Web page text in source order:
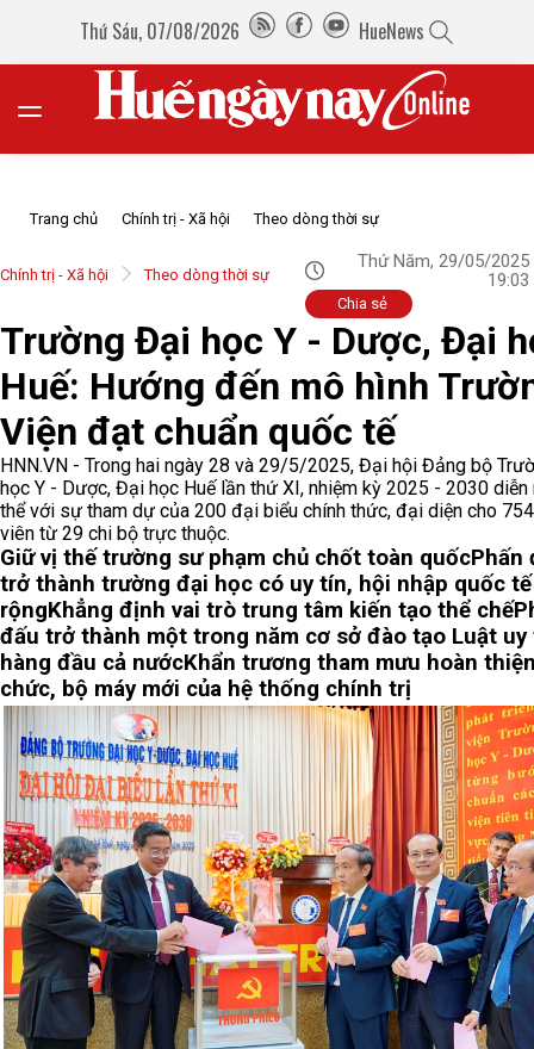
Thứ Sáu, 07/08/2026 HueNews
Trang chủ Chính trị - Xã hội Theo dòng thời sự
Chính trị - Xã hội Theo dòng thời sự
Thứ Năm, 29/05/2025
19:03
Chia sẻ
Trường Đại học Y - Dược, Đại
Huế: Hướng đến mô hình
Viện đạt chuẩn quốc tế
HNN.VN - Trong hai ngày 28 và 29/5/2025, Đại hội Đảng bộ
học Y - Dược, Đại học Huế lần thứ XI, nhiệm kỳ 2025 - 2030 diễn
thể với sự tham dự của 200 đại biểu chính thức, đại diện cho
viên từ 29 chi bộ trực thuộc.
Giữ vị thế trường sư phạm chủ chốt toàn quốcPhấn
trở thành trường đại học có uy tín, hội nhập quốc
rộngKhẳng định vai trò trung tâm kiến tạo thể chế
đấu trở thành một trong năm cơ sở đào tạo Luật uy
hàng đầu cả nướcKhẩn trương tham mưu hoàn
chức, bộ máy mới của hệ thống chính trị